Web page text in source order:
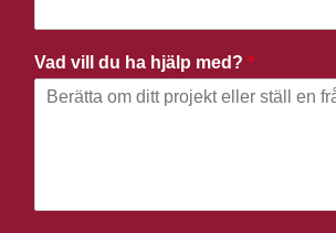
Vad vill du ha hjälp med? *